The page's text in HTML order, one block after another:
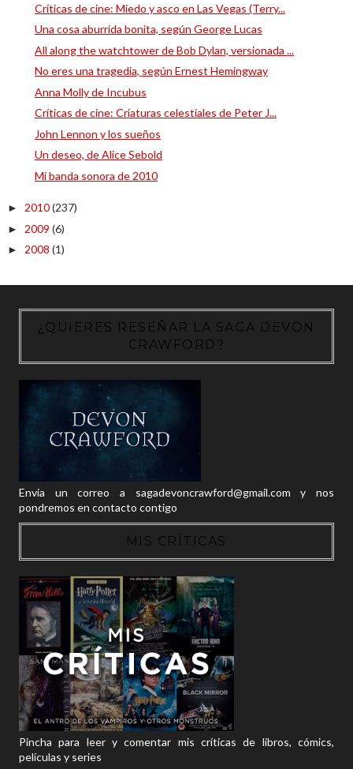
Críticas de cine: Miedo y asco en Las Vegas (Terry...
Una cosa aburrida bonita, según George Lucas
All along the watchtower de Bob Dylan, versionada ...
No eres una tragedia, según Ernest Hemingway
Anna Molly de Incubus
Críticas de cine: Criaturas celestiales de Peter J...
John Lennon y los sueños
Un deseo, de Alice Sebold
Mi banda sonora de 2010
► 2010(237)
► 2009 (6)
► 2008 (1)
¿QUIERES RESEÑAR LA SAGA DEVON
CRAWFORD?
Envía un correo a sagadevoncrawford@gmail.com y nos
pondremos en contacto contigo
MIS CRÍTICAS
Pincha para leer y comentar mis críticas de libros, cómics,
películas y series